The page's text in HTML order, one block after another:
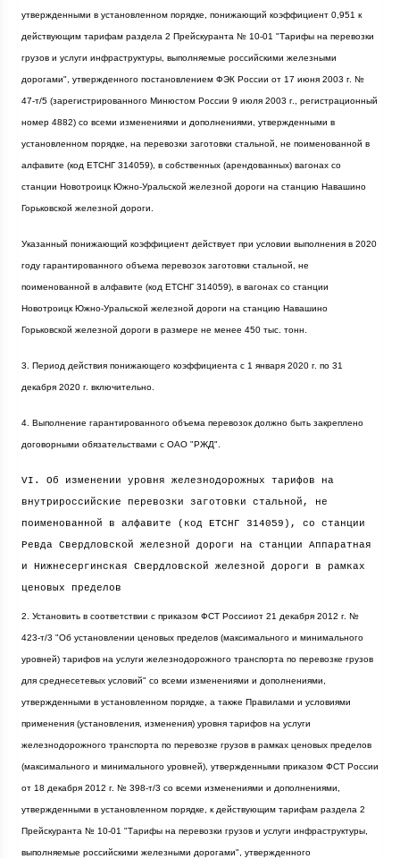
утвержденными в установленном порядке, понижающий коэффициент 0,951 к
действующим тарифам раздела 2 Прейскуранта № 10-01 "Тарифы на перевозки
грузов и услуги инфраструктуры, выполняемые российскими железными
дорогами", утвержденного постановлением ФЭК России от 17 июня 2003 г. №
47-т/5 (зарегистрированного Минюстом России 9 июля 2003 г., регистрационный
номер 4882) со всеми изменениями и дополнениями, утвержденными в
установленном порядке, на перевозки заготовки стальной, не поименованной в
алфавите (код ЕТСНГ 314059), в собственных (арендованных) вагонах со
станции Новотроицк Южно-Уральской железной дороги на станцию Навашино
Горьковской железной дороги.
Указанный понижающий коэффициент действует при условии выполнения в 2020
году гарантированного объема перевозок заготовки стальной, не
поименованной в алфавите (код ЕТСНГ 314059), в вагонах со станции
Новотроицк Южно-Уральской железной дороги на станцию Навашино
Горьковской железной дороги в размере не менее 450 тыс. тонн.
3. Период действия понижающего коэффициента с 1 января 2020 г. по 31
декабря 2020 г. включительно.
4. Выполнение гарантированного объема перевозок должно быть закреплено
договорными обязательствами с ОАО "РЖД".
VI. Об изменении уровня железнодорожных тарифов на
внутрироссийские перевозки заготовки стальной, не
поименованной в алфавите (код ЕТСНГ 314059), со станции
Ревда Свердловской железной дороги на станции Аппаратная
и Нижнесергинская Свердловской железной дороги в рамках
ценовых пределов
2. Установить в соответствии с приказом ФСТ Россииот 21 декабря 2012 г. №
423-т/3 "Об установлении ценовых пределов (максимального и минимального
уровней) тарифов на услуги железнодорожного транспорта по перевозке грузов
для среднесетевых условий" со всеми изменениями и дополнениями,
утвержденными в установленном порядке, а также Правилами и условиями
применения (установления, изменения) уровня тарифов на услуги
железнодорожного транспорта по перевозке грузов в рамках ценовых пределов
(максимального и минимального уровней), утвержденными приказом ФСТ России
от 18 декабря 2012 г. № 398-т/3 со всеми изменениями и дополнениями,
утвержденными в установленном порядке, к действующим тарифам раздела 2
Прейскуранта № 10-01 "Тарифы на перевозки грузов и услуги инфраструктуры,
выполняемые российскими железными дорогами", утвержденного